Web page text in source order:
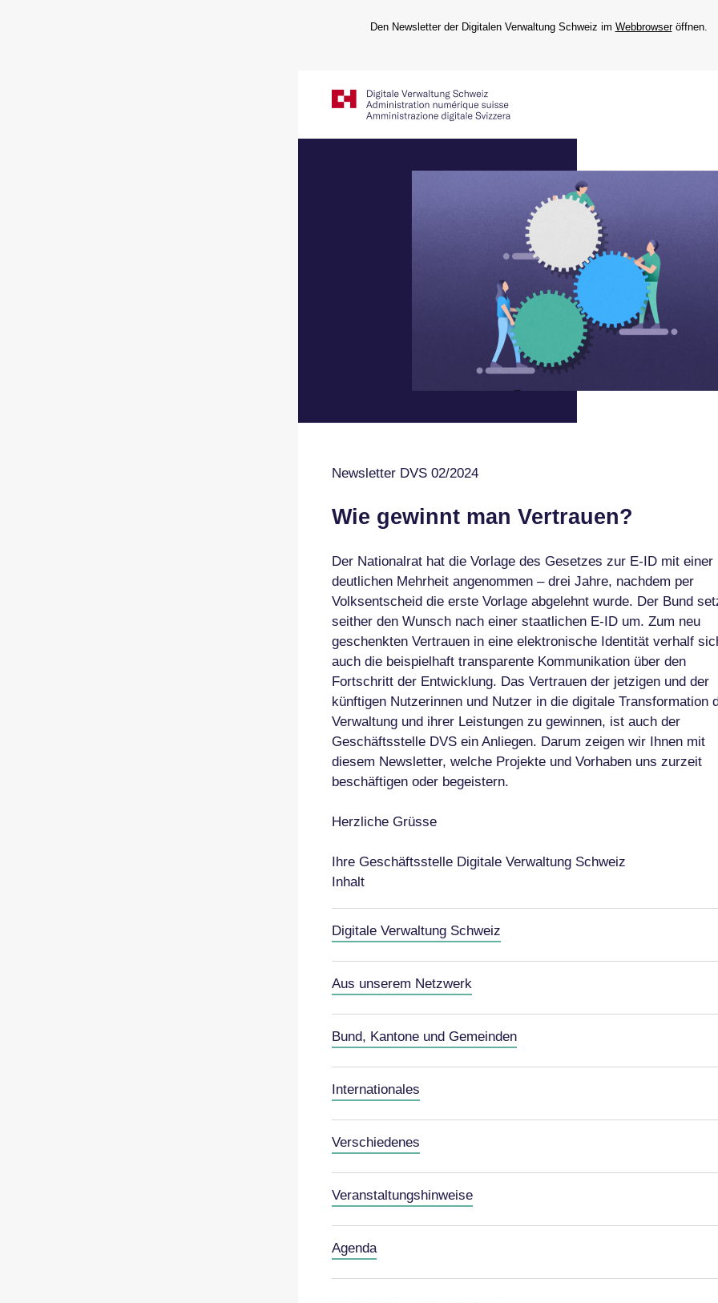
Den Newsletter der Digitalen Verwaltung Schweiz im Webbrowseröffnen.
Newsletter DVS 02/2024
Wie gewinnt man Vertrauen?
Der Nationalrat hat die Vorlage des Gesetzes zur E-ID mit einer
deutlichen Mehrheit angenommen – drei Jahre, nachdem per
Volksentscheid die erste Vorlage abgelehnt wurde. Der Bund
seither den Wunsch nach einer staatlichen E-ID um. Zum neu
geschenkten Vertrauen in eine elektronische Identität verhalf
auch die beispielhaft transparente Kommunikation über den
Fortschritt der Entwicklung. Das Vertrauen der jetzigen und der
künftigen Nutzerinnen und Nutzer in die digitale Transformation
Verwaltung und ihrer Leistungen zu gewinnen, ist auch der
Geschäftsstelle DVS ein Anliegen. Darum zeigen wir Ihnen mit
diesem Newsletter, welche Projekte und Vorhaben uns zurzeit
beschäftigen oder begeistern.
Herzliche Grüsse
Ihre Geschäftsstelle Digitale Verwaltung Schweiz
Inhalt
Digitale Verwaltung Schweiz
Aus unserem Netzwerk
Bund, Kantone und Gemeinden
Internationales
Verschiedenes
Veranstaltungshinweise
Agenda